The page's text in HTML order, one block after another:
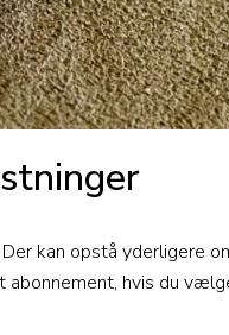
kan opstå yderligere
hvis du